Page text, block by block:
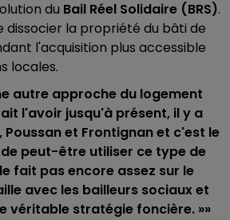
du Bail Réel Solidaire (BRS).
la propriété du bâti de
l'acquisition plus accessible
locales.
autre approche du logement
l'avoir jusqu'à présent, il y a
Poussan et Frontignan et c'est le
peut-être utiliser ce type de
fait pas encore assez sur le
avec les bailleurs sociaux et
véritable stratégie foncière. »»